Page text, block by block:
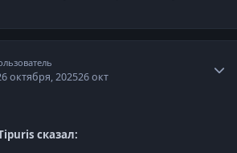
октября, 202526 окт
сказал: